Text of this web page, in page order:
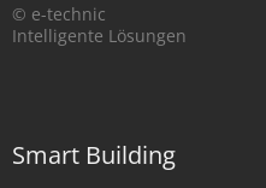
© e-technic
Intelligente Lösungen
Smart Building